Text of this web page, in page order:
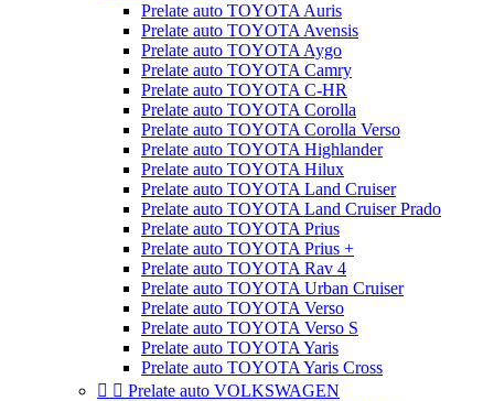
Prelate auto TOYOTA Auris
Prelate auto TOYOTA Avensis
Prelate auto TOYOTA Aygo
Prelate auto TOYOTA Camry
Prelate auto TOYOTA C-HR
Prelate auto TOYOTA Corolla
Prelate auto TOYOTA Corolla Verso
Prelate auto TOYOTA Highlander
Prelate auto TOYOTA Hilux
Prelate auto TOYOTA Land Cruiser
Prelate auto TOYOTA Land Cruiser Prado
Prelate auto TOYOTA Prius
Prelate auto TOYOTA Prius +
Prelate auto TOYOTA Rav 4
Prelate auto TOYOTA Urban Cruiser
Prelate auto TOYOTA Verso
Prelate auto TOYOTA Verso S
Prelate auto TOYOTA Yaris
Prelate auto TOYOTA Yaris Cross
  Prelate auto VOLKSWAGEN